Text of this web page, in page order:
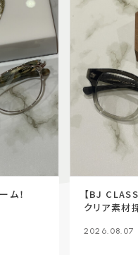
ム！
【BJ
クリア素材
2026.08.07